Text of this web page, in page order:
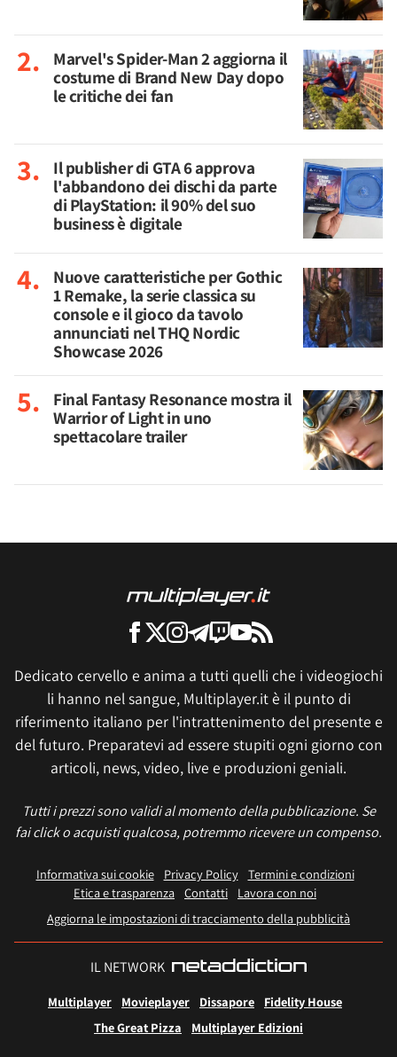
Marvel's Spider-Man 2 aggiorna il
costume di Brand New Day dopo
le critiche dei fan
Il publisher di GTA 6 approva
l'abbandono dei dischi da parte
di PlayStation: il 90% del suo
business è digitale
Nuove caratteristiche per Gothic
1 Remake, la serie classica su
console e il gioco da tavolo
annunciati nel THQ Nordic
Showcase 2026
Final Fantasy Resonance mostra il
Warrior of Light in uno
spettacolare trailer
Dedicato cervello e anima a tutti quelli che i videogiochi
li hanno nel sangue, Multiplayer.it è il punto di
riferimento italiano per l'intrattenimento del presente e
del futuro. Preparatevi ad essere stupiti ogni giorno con
articoli, news, video, live e produzioni geniali.
Tutti i prezzi sono validi al momento della pubblicazione. Se
fai click o acquisti qualcosa, potremmo ricevere un compenso.
Informativa sui cookie Privacy Policy
Termini e condizioni
Etica e trasparenza Contatti
Lavora con noi
Aggiorna le impostazioni di tracciamento della pubblicità
IL NETWORK
Multiplayer Movieplayer Dissapore
Fidelity House
The Great Pizza
Multiplayer Edizioni